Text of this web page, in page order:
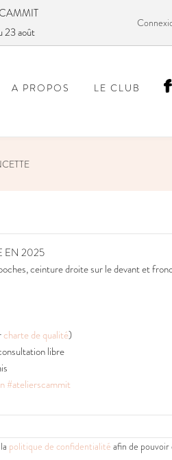
23 août
A PROPOS LE CLUB
EN 2025
ceinture droite sur le devant et
charte de qualité)
libre
#atelierscammit
politique de confidentialité afin de